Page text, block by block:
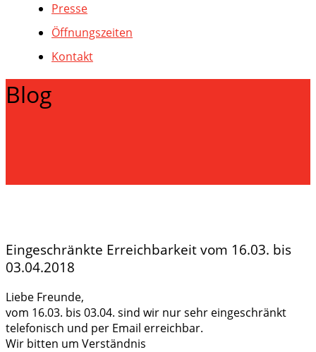
Presse
Öffnungszeiten
Kontakt
Blog
Eingeschränkte Erreichbarkeit vom 16.03. bis
03.04.2018
Liebe Freunde,
vom 16.03. bis 03.04. sind wir nur sehr eingeschränkt
telefonisch und per Email erreichbar.
Wir bitten um Verständnis